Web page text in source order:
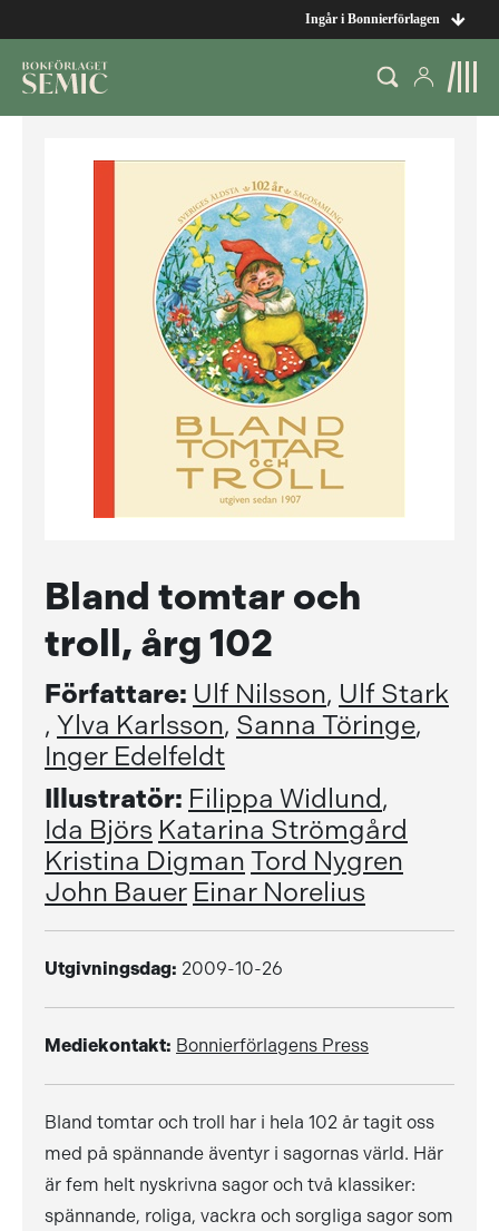
Ingår i Bonnierförlagen
Bland tomtar och
troll, årg 102
Författare: Ulf Nilsson, Ulf Stark
, Ylva Karlsson, Sanna Töringe,
Inger Edelfeldt
Illustratör: Filippa Widlund,
Ida Björs Katarina Strömgård
Kristina Digman Tord Nygren
John Bauer Einar Norelius
Utgivningsdag: 2009-10-26
Mediekontakt: Bonnierförlagens Press
Bland tomtar och troll har i hela 102 år tagit oss
med på spännande äventyr i sagornas värld. Här
är fem helt nyskrivna sagor och två klassiker:
spännande, roliga, vackra och sorgliga sagor som